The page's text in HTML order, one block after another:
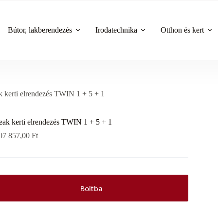
Bútor, lakberendezés Irodatechnika Otthon és kert
kerti elrendezés TWIN 1 + 5 + 1
kerti elrendezés TWIN 1 + 5 + 1
857,00Ft
Boltba